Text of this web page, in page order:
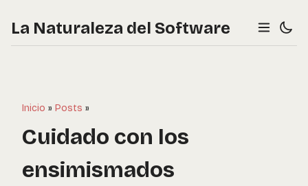
La Naturaleza del Software
Inicio » Posts »
Cuidado con los
ensimismados